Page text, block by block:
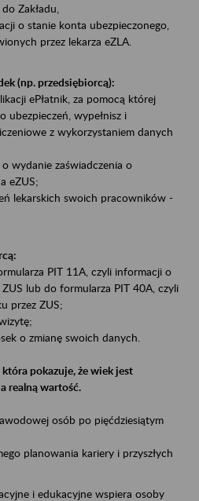
Zakładu,
o stanie konta ubezpieczonego,
przez lekarza eZLA.
(np. przedsiębiorcą):
ePłatnik, za pomocą której
ubezpieczeń, wypełnisz i
z wykorzystaniem danych
wydanie zaświadczenia o
eZUS;
lekarskich swoich pracowników -
PIT 11A, czyli informacji o
lub do formularza PIT 40A, czyli
przez ZUS;
o zmianę swoich danych.
pokazuje, że wiek jest
realną wartość.
osób po pięćdziesiątym
planowania kariery i przyszłych
i edukacyjne wspiera osoby